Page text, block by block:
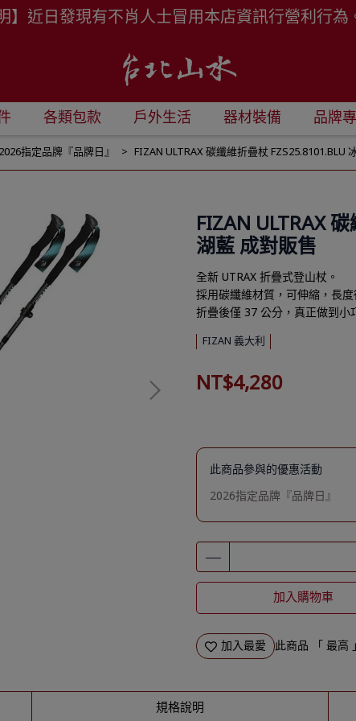
】近日發現有不肖人士冒用本店資訊行營利行為
各類包款 戶外生活 器材裝備 品牌
指定品牌『品牌日』 FIZAN ULTRAX 碳纖維折疊杖 FZS25.8101.BLU
FIZAN ULTRAX
湖藍 成對販售
全新 UTRAX 折疊式登山杖。
採用碳纖維材質，可伸縮，長
折疊後僅 37 公分，真正做到小
FIZAN 義大利
NT$4,280
此商品參與的優惠活動
2026指定品牌『品牌日』
加入購物車
加入最愛 此商品 「 最高
規格說明